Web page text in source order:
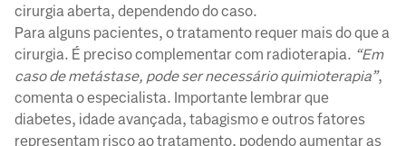
cirurgia aberta, dependendo do caso.
Para alguns pacientes, o tratamento requer mais do que a
cirurgia. É preciso complementar com radioterapia. “Em
caso de metástase, pode ser necessário quimioterapia”,
comenta o especialista. Importante lembrar que
diabetes, idade avançada, tabagismo e outros fatores
representam risco ao tratamento, podendo aumentar as